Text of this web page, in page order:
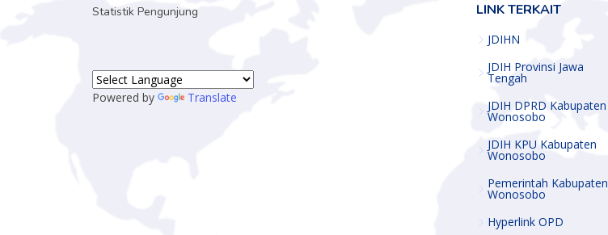
Statistik Pengunjung
Powered by Translate
LINK TERKAIT
JDIHN
JDIH Provinsi Jawa
Tengah
JDIH DPRD Kabupaten
Wonosobo
JDIH KPU Kabupaten
Wonosobo
Pemerintah Kabupaten
Wonosobo
Hyperlink OPD